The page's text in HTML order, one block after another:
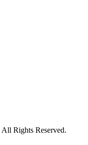
All Rights Reserved.